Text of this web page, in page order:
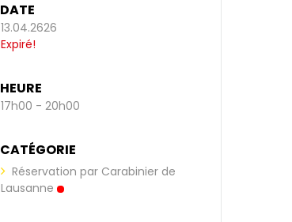
DATE
13.04.2626
Expiré!
HEURE
17h00 - 20h00
CATÉGORIE
Réservation par Carabinier de
Lausanne